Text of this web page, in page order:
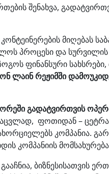
შენახვა,
მიღებას
პროცესი და
ფინანსური
ლაინ რეჟიმში
გადატვირთვის
ფოთიდან –
კომპანია.
კომპანიის
გააჩნია, ბიზნესისათვის